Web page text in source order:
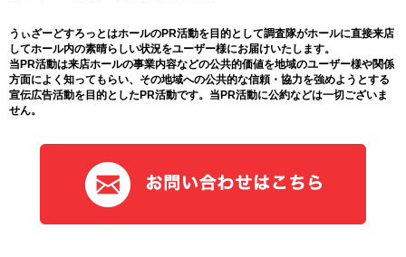
うぃざーどすろっとはホールのPR活動を目的として調査隊がホールに直接来店
してホール内の素晴らしい状況をユーザー様にお届けいたします。
当PR活動は来店ホールの事業内容などの公共的価値を地域のユーザー様や関係
方面によく知ってもらい、その地域への公共的な信頼・協力を強めようとする
宣伝広告活動を目的としたPR活動です。当PR活動に公約などは一切ございま
せん。